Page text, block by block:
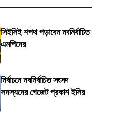
সিইসিই শপথ পড়াবেন নবনির্বাচিত
এমপিদের
নির্বাচনে নবনির্বাচিত সংসদ
সদস্যদের গেজেট প্রকাশ ইসির